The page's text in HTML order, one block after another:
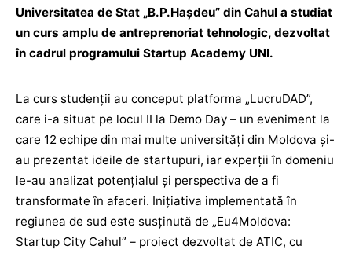
Universitatea de Stat „B.P.Hașdeu” din Cahul a studiat
un curs amplu de antreprenoriat tehnologic, dezvoltat
în cadrul programului Startup Academy UNI.
La curs studenții au conceput platforma „LucruDAD”,
care i-a situat pe locul II la Demo Day – un eveniment la
care 12 echipe din mai multe universități din Moldova și-
au prezentat ideile de startupuri, iar experții în domeniu
le-au analizat potențialul și perspectiva de a fi
transformate în afaceri. Inițiativa implementată în
regiunea de sud este susținută de „Eu4Moldova:
Startup City Cahul” – proiect dezvoltat de ATIC, cu